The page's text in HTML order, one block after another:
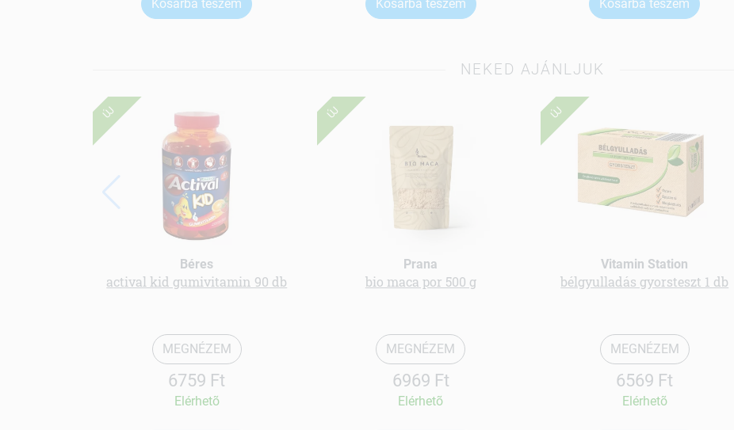
Kosárba teszem Kosárba teszem Kosárba teszem
NEKED AJÁNLJUK
ÚJ
Béres
actival kid gumivitamin 90 db
MEGNÉZEM
6759 Ft
Elérhetõ
ÚJ
Prana
bio maca por 500 g
MEGNÉZEM
6969 Ft
Elérhetõ
ÚJ
Vitamin Station
bélgyulladás gyorsteszt 1 db
MEGNÉZEM
6569 Ft
Elérhetõ